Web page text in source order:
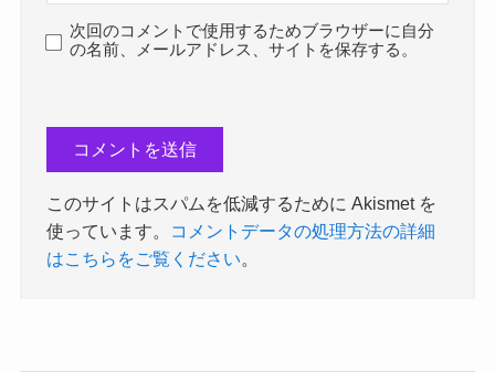
次回のコメントで使用するためブラウザーに自分
の名前、メールアドレス、サイトを保存する。
このサイトはスパムを低減するために Akismet を
使っています。
コメントデータの処理方法の詳細
はこちらをご覧ください。